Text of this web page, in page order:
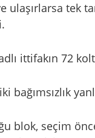
ulaşırlarsa tek
ittifakın 72
bağımsızlık
blok, seçim